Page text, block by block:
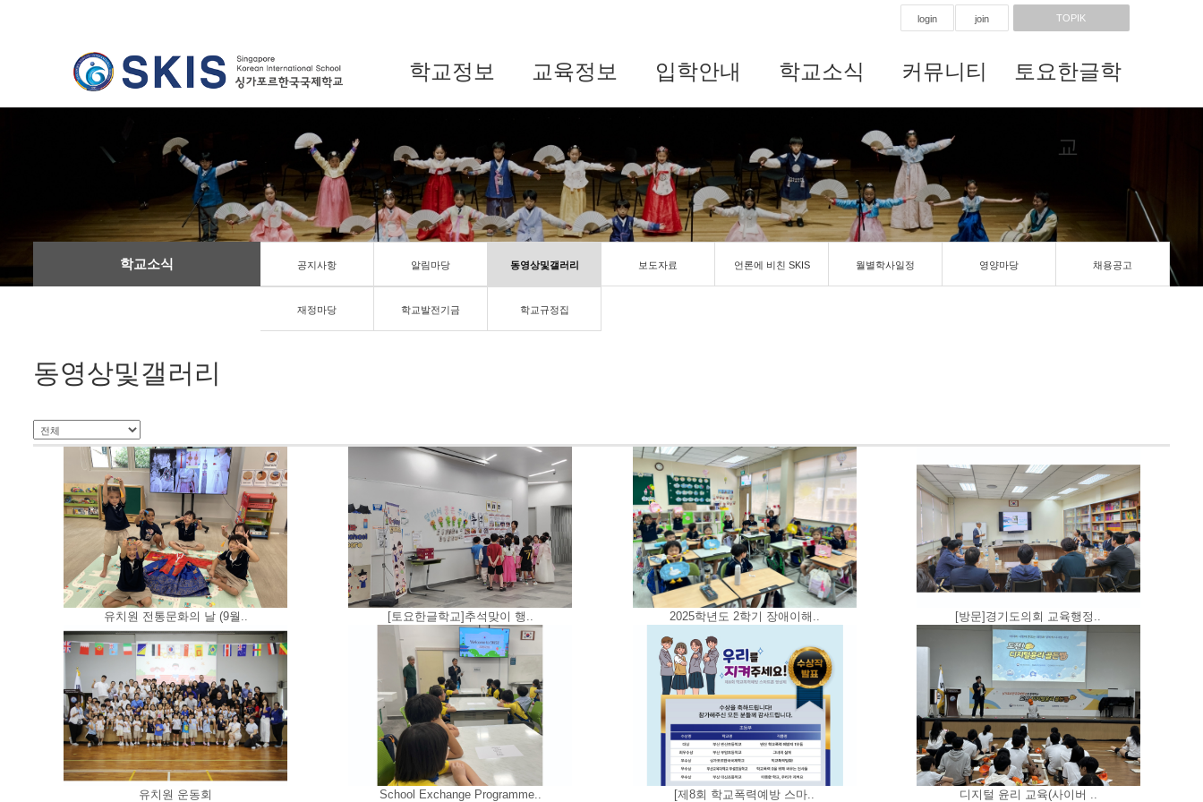
login join TOPIK
학교정보 교육정보 입학안내 학교소식 커뮤니티 토요한글학
교
학교소식 공지사항 알림마당 동영상및갤러리 보도자료 언론에 비친 SKIS 월별학사일정 영양마당 채용공고
재정마당 학교발전기금 학교규정집
동영상및갤러리
유치원 전통문화의 날 (9월.. [토요한글학교]추석맞이 행.. 2025학년도 2학기 장애이해.. [방문]경기도의회 교육행정..
유치원 운동회 School Exchange Programme.. [제8회 학교폭력예방 스마.. 디지털 윤리 교육(사이버 ..